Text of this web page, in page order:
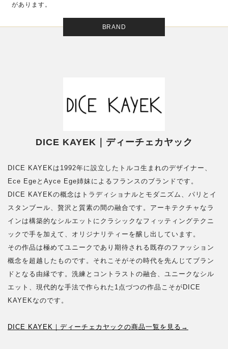
があります。
BRAND
DICE KAYEK｜ディーチェカヤック
DICE KAYEKは1992年に設立したトルコ生まれのデザイナー、
Ece EgeとAyce Ege姉妹によるフランスのブランドです。
DICE KAYEKの概念はトラディショナルとモダニズム、パリとイ
スタンブール、贅沢と質素の間の融合です。アーキテクチャなラ
インは構築的なシルエットにクラシックなフィッティングテクニ
ックで手を加えて、オリジナリティーを醸し出しています。
その作品は極めてユニークであり期待される既存のファッション
概念を超越したものです。それこそがその時代を先んじてブラン
ドとなる由縁です。洗練とコントラストの融合、ユニークなシル
エット、現代的な手法で作られた1点づつの作品こそがDICE
KAYEKなのです。
DICE KAYEK｜ディーチェカヤックの商品一覧を見る→